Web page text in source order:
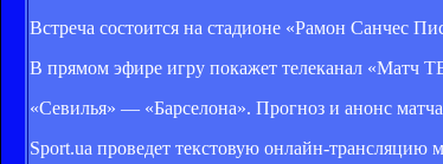
Встреча состоится на стадионе «Рамон Санчес
В прямом эфире игру покажет телеканал «Матч
«Севилья» — «Барселона». Прогноз и анонс
Sport.ua проведет текстовую онлайн-трансляцию